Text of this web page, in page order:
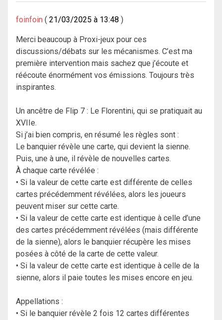
foinfoin 21/03/2025 à 13:48
Merci beaucoup à Proxi-jeux pour ces
discussions/débats sur les mécanismes. C’est ma
première intervention mais sachez que j’écoute et
réécoute énormément vos émissions. Toujours très
inspirantes.
Un ancêtre de Flip 7 : Le Florentini, qui se pratiquait au
XVIIe.
Si j’ai bien compris, en résumé les règles sont :
Le banquier révèle une carte, qui devient la sienne.
Puis, une à une, il révèle de nouvelles cartes.
À chaque carte révélée :
• Si la valeur de cette carte est différente de celles
cartes précédemment révélées, alors les joueurs
peuvent miser sur cette carte.
• Si la valeur de cette carte est identique à celle d’une
des cartes précédemment révélées (mais différente
de la sienne), alors le banquier récupère les mises
posées à côté de la carte de cette valeur.
• Si la valeur de cette carte est identique à celle de la
sienne, alors il paie toutes les mises encore en jeu.
Appellations :
• Si le banquier révèle 2 fois 12 cartes différentes